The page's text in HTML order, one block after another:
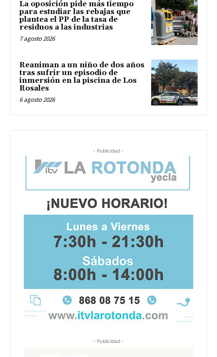
La oposición pide más tiempo
para estudiar las rebajas que
plantea el PP de la tasa de
residuos a las industrias
7 agosto 2026
Reaniman a un niño de dos años
tras sufrir un episodio de
inmersión en la piscina de Los
Rosales
6 agosto 2026
- Publicidad -
- Publicidad -